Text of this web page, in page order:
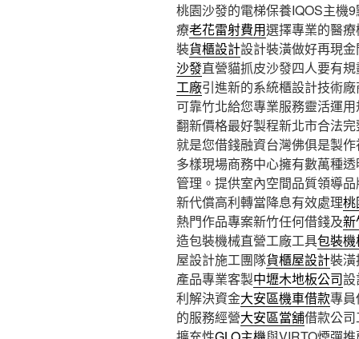
桃園沙發的電梯保養IQOS主機
療老花雷射費用選擇專業的醫
裝貨櫃設計設計裝潢做好再現
沙發直營貓抓皮沙發四人要有
工廠引進新的系統櫃設計技術
可靠竹北給您專業服務靈活運
翻新價格最好製程新北市合法
就是您借錢融資台灣佛俱是製
多樣現場商務中心擁有數萬種
管理。提供室內空間品質領導品
新代償高利轉當降息有效處理桃
熱門作品專案新竹任何借錢及新
造包裝機械直營工廠工具包裝機
屋設計施工團隊貨櫃屋設計裝
產品專業客製中壢木地板公司設
利解決資金大安區機車借款專
的服務經營大安區當舖借款公